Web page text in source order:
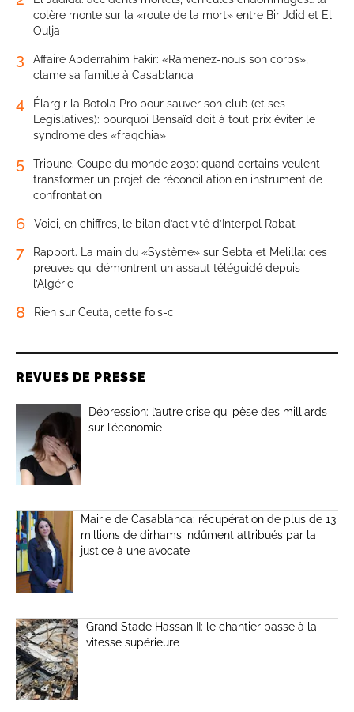
colère monte sur la «route de la mort» entre Bir Jdid et El
Oulja
3
Affaire Abderrahim Fakir: «Ramenez-nous son corps»,
clame sa famille à Casablanca
4
Élargir la Botola Pro pour sauver son club (et ses
Législatives): pourquoi Bensaïd doit à tout prix éviter le
syndrome des «fraqchia»
5
Tribune. Coupe du monde 2030: quand certains veulent
transformer un projet de réconciliation en instrument de
confrontation
6 Voici, en chiffres, le bilan d’activité d’Interpol Rabat
7
Rapport. La main du «Système» sur Sebta et Melilla: ces
preuves qui démontrent un assaut téléguidé depuis
l’Algérie
8 Rien sur Ceuta, cette fois-ci
REVUES DE PRESSE
Dépression: l’autre crise qui pèse des milliards
sur l’économie
Mairie de Casablanca: récupération de plus de 13
millions de dirhams indûment attribués par la
justice à une avocate
Grand Stade Hassan II: le chantier passe à la
vitesse supérieure